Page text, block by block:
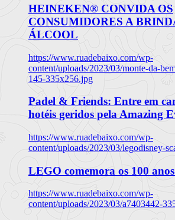
HEINEKEN® CONVIDA OS
CONSUMIDORES A
ÁLCOOL
https://www.ruadebaixo.com/wp-
content/uploads/2023/03/monte-da-
145-335x256.jpg
Padel & Friends: Entre em
hotéis geridos pela Amazing
https://www.ruadebaixo.com/wp-
content/uploads/2023/03/legodisney-
LEGO comemora os 100
https://www.ruadebaixo.com/wp-
content/uploads/2023/03/a7403442-